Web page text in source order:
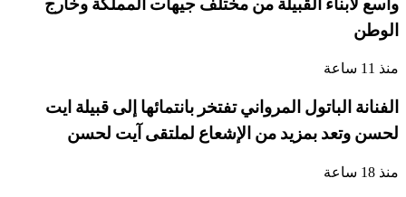
الوطن
منذ 11 ساعة
الفنانة الباتول المرواني تفتخر بانتمائها إلى قبيلة ايت
لحسن وتعد بمزيد من الإشعاع لملتقى آيت لحسن
منذ 18 ساعة